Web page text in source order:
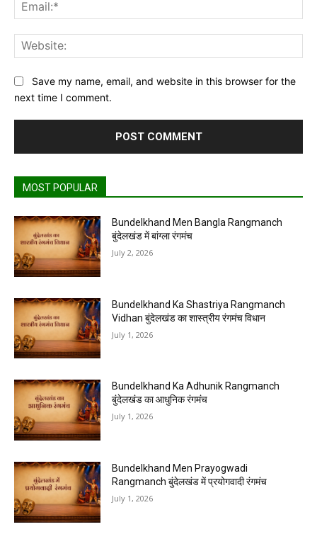
Save my name, email, and website in this browser for the
next time I comment.
MOST POPULAR
Bundelkhand Men Bangla Rangmanch
बुंदेलखंड में बांग्ला रंगमंच
July 2, 2026
Bundelkhand Ka Shastriya Rangmanch
Vidhan बुंदेलखंड का शास्त्रीय रंगमंच विधान
July 1, 2026
Bundelkhand Ka Adhunik Rangmanch
बुंदेलखंड का आधुनिक रंगमंच
July 1, 2026
Bundelkhand Men Prayogwadi
Rangmanch बुंदेलखंड में प्रयोगवादी रंगमंच
July 1, 2026